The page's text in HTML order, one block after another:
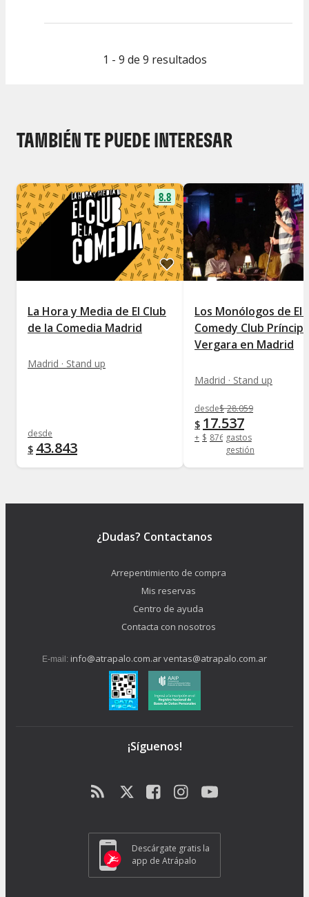
1 - 9 de 9 resultados
TAMBIÉN TE PUEDE INTERESAR
8.8
La Hora y Media de El Club
de la Comedia Madrid
Madrid · Stand up
desde
$ 43.843
Los Monólogos de El
Comedy Club
Vergara en Madrid
Madrid · Stand up
desde$ 28.059
$ 17.537
+ $ 876 gastos
gestión
¿Dudas? Contactanos
Arrepentimiento de compra
Mis reservas
Centro de ayuda
Contacta con nosotros
E-mail: info@atrapalo.com.arventas@atrapalo.com.ar
¡Síguenos!
Descárgate gratis la
app de Atrápalo